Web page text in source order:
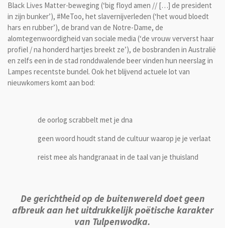
Black Lives Matter-beweging (‘big floyd amen // […] de president
in zijn bunker’), #MeToo, het slavernijverleden (‘het woud bloedt
hars en rubber’), de brand van de Notre-Dame, de
alomtegenwoordigheid van sociale media (‘de vrouw ververst haar
profiel / na honderd hartjes breekt ze’), de bosbranden in Australië
en zelfs een in de stad ronddwalende beer vinden hun neerslag in
Lampes recentste bundel. Ook het blijvend actuele lot van
nieuwkomers komt aan bod:
de oorlog scrabbelt met je dna
geen woord houdt stand de cultuur waarop je je verlaat
reist mee als handgranaat in de taal van je thuisland
De gerichtheid op de buitenwereld doet geen
afbreuk aan het uitdrukkelijk poëtische karakter
van Tulpenwodka.